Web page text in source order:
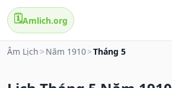
🗓️Amlich.org
Âm Lịch > Năm 1910>Tháng 5